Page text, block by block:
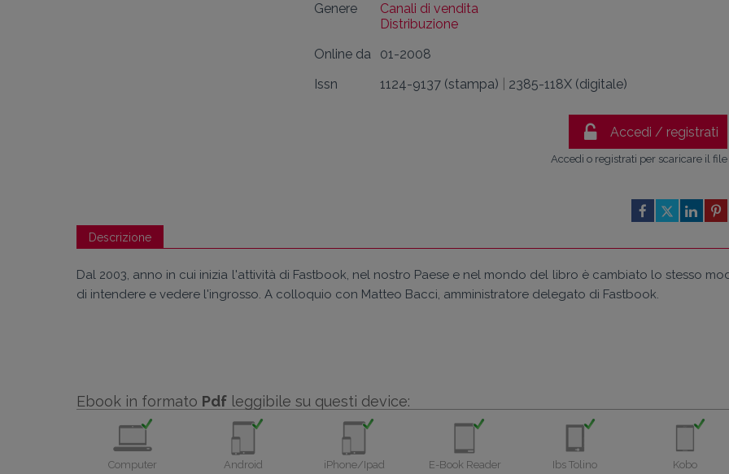
Genere
Canali di vendita
Distribuzione
Online da
01-2008
Issn
1124-9137 (stampa) 2385-118X (digitale)
Accedi / registrati
Accedi o registrati per scaricare il file
Descrizione
Dal 2003, anno in cui inizia l'attività di Fastbook, nel nostro Paese e nel mondo del libro è cambiato lo stesso
di intendere e vedere l'ingrosso. A colloquio con Matteo Bacci, amministratore delegato di Fastbook.
Ebook in formato Pdf leggibile su questi device:
Computer
Android
iPhone/Ipad
E-Book Reader Ibs Tolino Kobo